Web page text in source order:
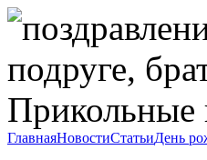
Прикольные
ГлавнаяНовостиСтатьиДень